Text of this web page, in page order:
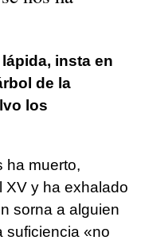
insta en
de la
los
ha muerto,
XV y ha exhalado
sorna a alguien
suficiencia «no